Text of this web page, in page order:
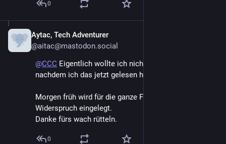
0
Aytac, Tech Adventurer
@aitac@mastodon.social
@CCC Eigentlich wollte ich nicht widersprechen aber
nachdem ich das jetzt gelesen habe…
Morgen früh wird für die ganze Familie ein
Widerspruch eingelegt.
Danke fürs wach rütteln.
0